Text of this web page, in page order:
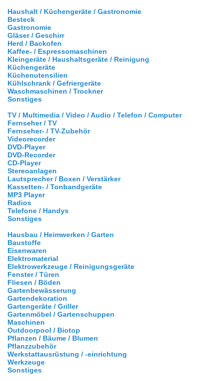
Haushalt / Küchengeräte / Gastronomie
Besteck
Gastronomie
Gläser / Geschirr
Herd / Backofen
Kaffee- / Espressomaschinen
Kleingeräte / Haushaltsgeräte / Reinigung
Küchengeräte
Küchenutensilien
Kühlschrank / Gefriergeräte
Waschmaschinen / Trockner
Sonstiges
TV / Multimedia / Video / Audio / Telefon / Computer
Fernseher / TV
Fernseher- / TV-Zubehör
Videorecorder
DVD-Player
DVD-Recorder
CD-Player
Stereoanlagen
Lautsprecher / Boxen / Verstärker
Kassetten- / Tonbandgeräte
MP3 Player
Radios
Telefone / Handys
Sonstiges
Hausbau / Heimwerken / Garten
Baustoffe
Eisenwaren
Elektromaterial
Elektrowerkzeuge / Reinigungsgeräte
Fenster / Türen
Fliesen / Böden
Gartenbewässerung
Gartendekoration
Gartengeräte / Griller
Gartenmöbel / Gartenschuppen
Maschinen
Outdoorpool / Biotop
Pflanzen / Bäume / Blumen
Pflanzzubehör
Werkstattausrüstung / -einrichtung
Werkzeuge
Sonstiges